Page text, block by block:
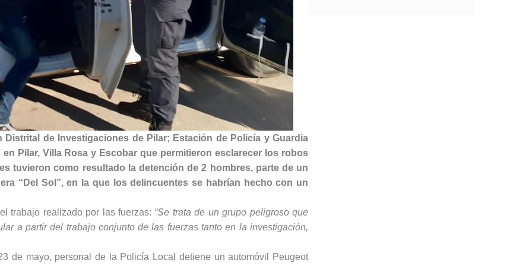
de Investigaciones de Pilar; Estación de Policía y Guardia
Pilar, Villa Rosa y Escobar que permitieron esclarecer los robos
tuvieron como resultado la detención de 2 hombres, parte de un
“Del Sol”, en la que los delincuentes se habrían hecho con un
trabajo realizado por las fuerzas: “Se trata de un grupo peligroso que
a partir del trabajo conjunto de las fuerzas tanto en la investigación,
de mayo, personal de la Policía Local detiene un automóvil Peugeot